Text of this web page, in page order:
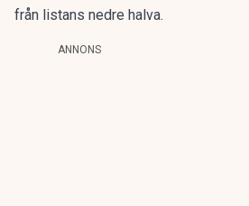
från listans nedre halva.
ANNONS